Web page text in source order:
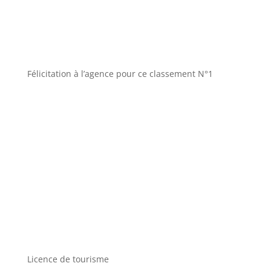
Félicitation à l’agence pour ce classement N°1
Licence de tourisme